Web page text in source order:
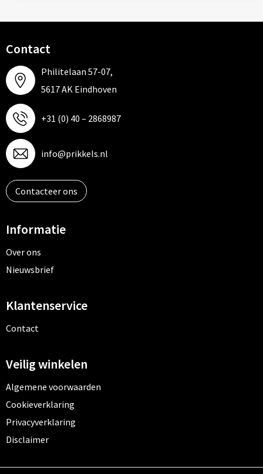
Contact
Philitelaan 57-07,
5617 AK Eindhoven
+31 (0) 40 – 2868987
info@prikkels.nl
Contacteer ons
Informatie
Over ons
Nieuwsbrief
Klantenservice
Contact
Veilig winkelen
Algemene voorwaarden
Cookieverklaring
Privacyverklaring
Disclaimer